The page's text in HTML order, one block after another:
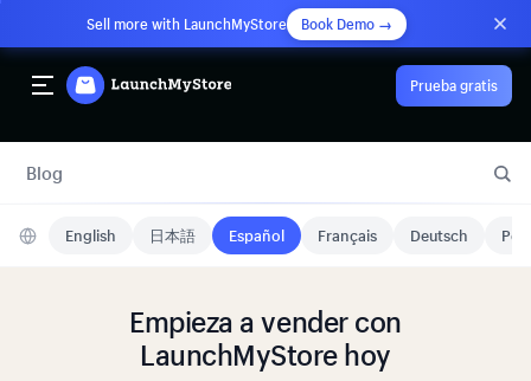
Sell more with LaunchMyStore Book Demo →
Prueba gratis
Blog
English 日本語 Español Français Deutsch
Empieza a vender con
LaunchMyStore hoy